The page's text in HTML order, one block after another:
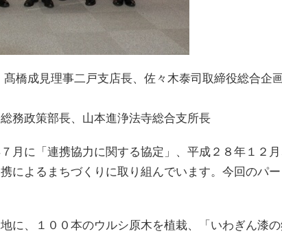
橋成見理事二戸支店長、佐々木泰司取締役総合
務政策部長、山本進浄法寺総合支所長
月に「連携協力に関する協定」、平成２８年１２
によるまちづくりに取り組んでいます。今回のパ
に、１００本のウルシ原木を植栽、「いわぎん漆